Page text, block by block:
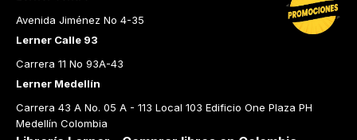
Avenida Jiménez No 4-35
Lerner Calle 93
Carrera 11 No 93A-43
Lerner Medellín
Carrera 43 A No. 05 A - 113 Local 103 Edificio One Plaza PH
Medellín Colombia